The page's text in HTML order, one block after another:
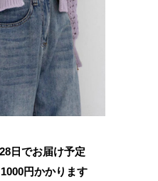
日でお届け予定
1000円かかります